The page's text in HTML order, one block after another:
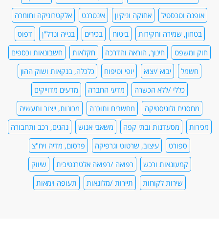
אופנה וטכסטיל
אחזקה וניקיון אינטרנט
אלקטרוניקה וחומרה
בטחון, שמירה וחקירות
ביטוח בכירים בנייה ונדל"ן
דפוס
חוק ומשפט
חינוך, הוראה והדרכה חקלאות
חשבונאות וכספים
חשמל
יבוא /יצוא יופי וטיפוח
כלכלה, בנקאות ושוק ההון
כללי /ללא הכשרה
מדעי החברה
מדעים מדוייקים
מחסנים ולוגיסטיקה
מחשבים ותוכנה
מכונות, ייצור ותעשיה
מכירות
מסעדנות ובתי קפה משאבי אנוש
נהגים, רכב ותחבורה
ספורט
עיצוב, שרטוט וגרפיקה
פרסום, מדיה ויח"צ
קמעונאות ורכש
רפואה /רפואה אלטרנטיבית
שיווק
שירות לקוחות
תיירות /מלונאות תעופה וימאות